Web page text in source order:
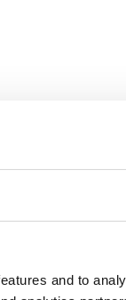
and to